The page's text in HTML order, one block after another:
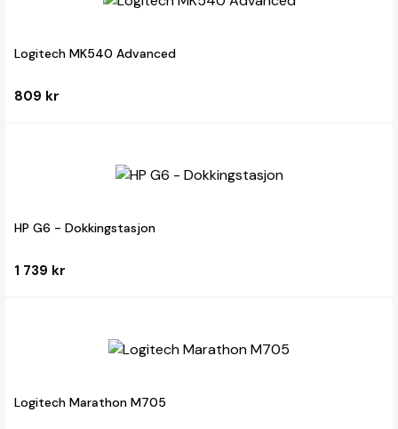
Logitech MK540 Advanced
809 kr
HP G6 - Dokkingstasjon
1 739 kr
Logitech Marathon M705